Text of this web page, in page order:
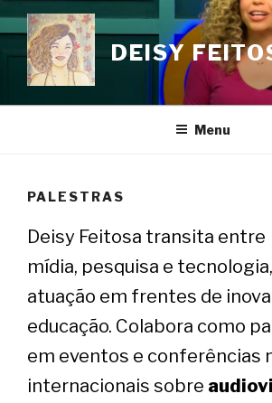
to
content
DEISY
Menu
PALESTRAS
Deisy Feitosa transita entre
mídia, pesquisa e
atuação em frentes de
educação. Colabora como
em eventos e conferências
internacionais sobre